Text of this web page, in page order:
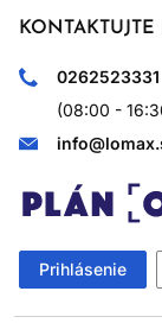
KONTAKTUJTE
0262523331
(08:00 -
Prihlásenie